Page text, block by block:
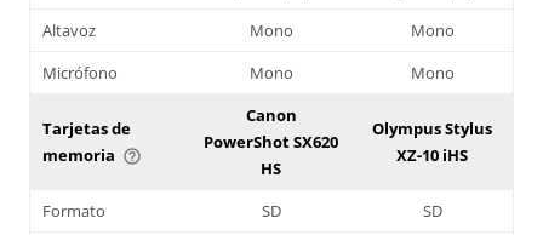
Altavoz
Mono
Mono
Micrófono
Mono Mono
Tarjetas de
memoria help_outline
Canon
PowerShot SX620
HS
Olympus Stylus
XZ-10 iHS
Formato SD
SD